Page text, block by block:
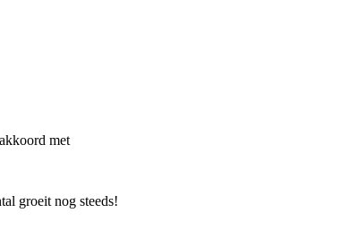
met
groeit nog steeds!